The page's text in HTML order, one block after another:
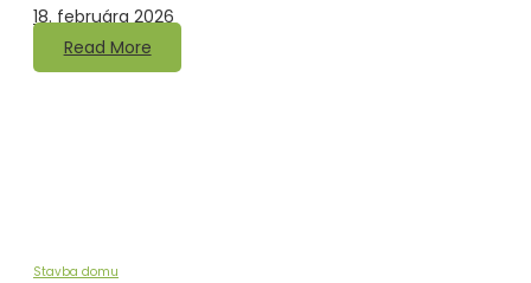
18. februára 2026
Read More
Stavba domu